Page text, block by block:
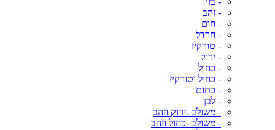
- זהב
- חום
- חרדל
- טורקיז
- ירוק
- כחול
- כחול וטורקיז
- כתום
- לבן
- משולב -ירוק וזהב
- משולב -כחול וזהב